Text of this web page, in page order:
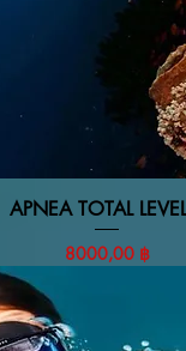
Vista rapida
APNEA TOTAL
Prezzo
8000,00 ฿